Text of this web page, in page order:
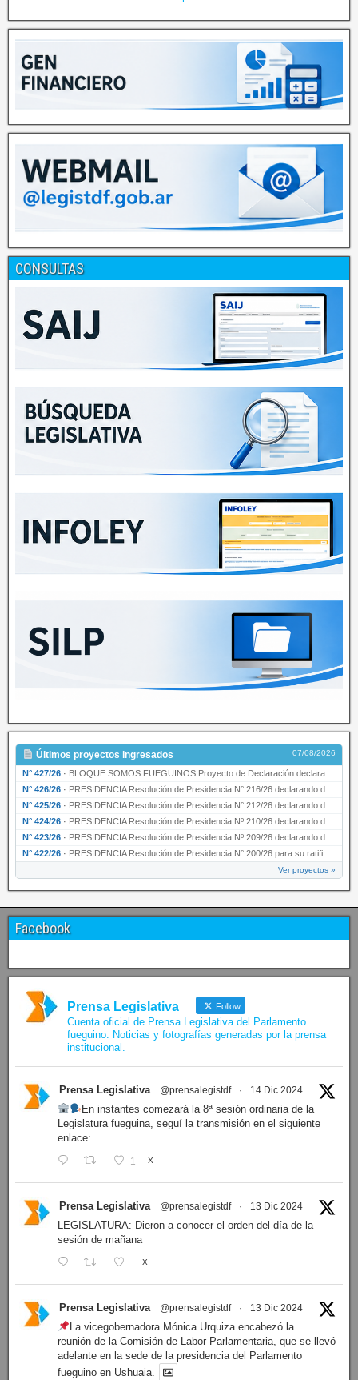
CONSULTAS
Últimos proyectos ingresados 07/08/2026
N° 427/26 · BLOQUE SOMOS FUEGUINOS Proyecto de Declaración declarando de interés provincial PRESIDENCI…
N° 426/26 · PRESIDENCIA Resolución de Presidencia N° 216/26 declarando de interés provincial la labor …
N° 425/26 · PRESIDENCIA Resolución de Presidencia N° 212/26 declarando de interés provincial el “50° A…
N° 424/26 · PRESIDENCIA Resolución de Presidencia Nº 210/26 declarando de interés provincial el proyec…
N° 423/26 · PRESIDENCIA Resolución de Presidencia Nº 209/26 declarando de interés provincial la presen…
N° 422/26 · PRESIDENCIA Resolución de Presidencia N° 200/26 para su ratificación.
Ver proyectos »
Facebook
Prensa Legislativa Follow
Cuenta oficial de Prensa Legislativa del Parlamento
fueguino. Noticias y fotografías generadas por la prensa
institucional.
Prensa Legislativa @prensalegistdf · 14 Dic 2024
En instantes comezará la 8ª sesión ordinaria de la
Legislatura fueguina, seguí la transmisión en el siguiente
enlace:
1 X
Prensa Legislativa @prensalegistdf · 13 Dic 2024
LEGISLATURA: Dieron a conocer el orden del día de la
sesión de mañana
X
Prensa Legislativa @prensalegistdf · 13 Dic 2024
La vicegobernadora Mónica Urquiza encabezó la
reunión de la Comisión de Labor Parlamentaria, que se llevó
adelante en la sede de la presidencia del Parlamento
fueguino en Ushuaia.